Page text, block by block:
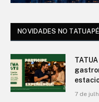
NOVIDADES NO TATUAPÉ
7 de